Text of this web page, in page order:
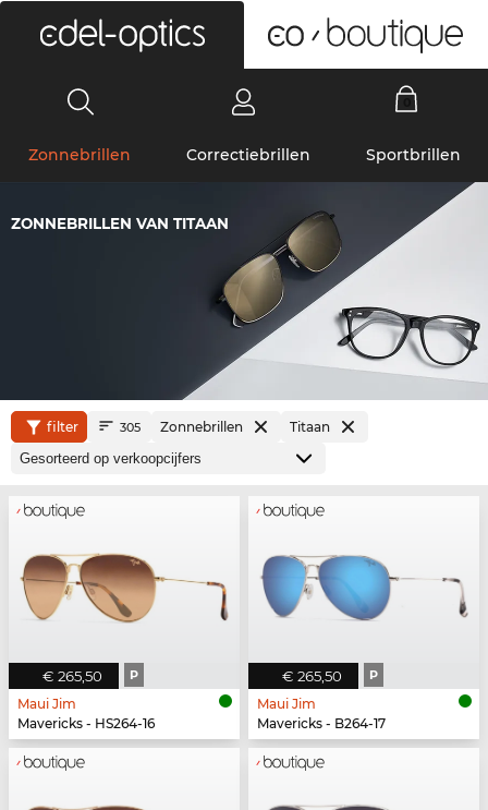
Zonnebrillen Correctiebrillen Sportbrillen
ZONNEBRILLEN VAN TITAAN
filter 305 Zonnebrillen Titaan
€ 265,50 P
Maui Jim
Mavericks - HS264-16
€ 265,50 P
Maui Jim
Mavericks - B264-17